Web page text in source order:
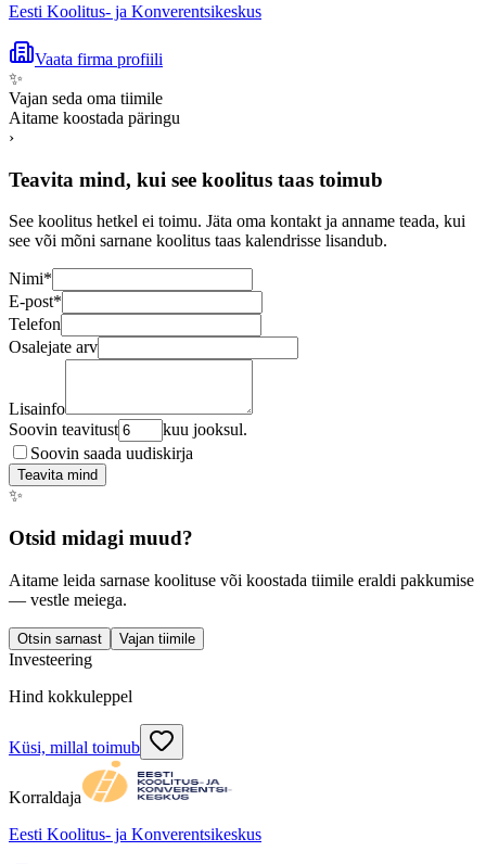
Eesti Koolitus- ja Konverentsikeskus
Vaata firma profiili
✨
Vajan seda oma tiimile
Aitame koostada päringu
›
Teavita mind, kui see koolitus taas toimub
See koolitus hetkel ei toimu. Jäta oma kontakt ja anname teada, kui
see või mõni sarnane koolitus taas kalendrisse lisandub.
Nimi*
E-post*
Telefon
Osalejate arv
Lisainfo
Soovin teavitust
kuu jooksul.
Soovin saada uudiskirja
Teavita mind
✨
Otsid midagi muud?
Aitame leida sarnase koolituse või koostada tiimile eraldi pakkumise
— vestle meiega.
Otsin sarnast Vajan tiimile
Investeering
Hind kokkuleppel
Küsi, millal toimub
Korraldaja
Eesti Koolitus- ja Konverentsikeskus